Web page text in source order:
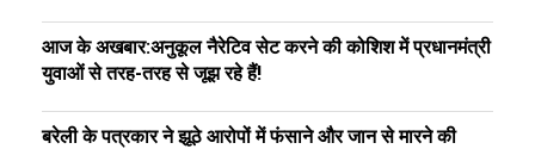
आज के अखबार:अनुकूल नैरेटिव सेट करने की कोशिश में प्रधानमंत्री
युवाओं से तरह-तरह से जूझ रहे हैं!
बरेली के पत्रकार ने झूठे आरोपों में फंसाने और जान से मारने की